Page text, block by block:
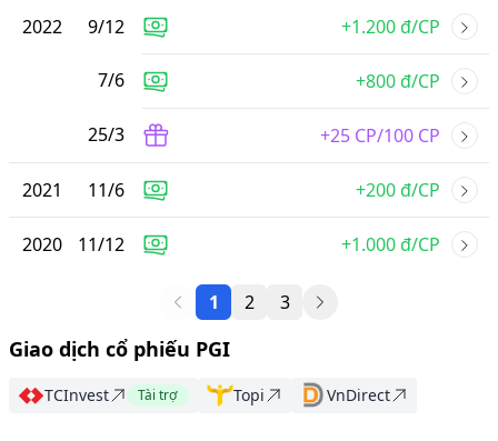
2022 9/12 +1.200 đ/CP
7/6 +800 đ/CP
25/3 +25 CP/100 CP
2021 11/6 +200 đ/CP
2020 11/12 +1.000 đ/CP
1 2 3
Giao dịch cổ phiếu PGI
TCInvest Tài trợ Topi VnDirect